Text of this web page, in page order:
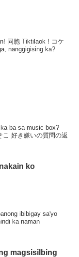
同胞 Tiktilaok ! コケ
nanggigising ka?
ka ba sa music box?
好き嫌いの質問の返
ko
ibibigay sa'yo
ka naman
magsisilbing